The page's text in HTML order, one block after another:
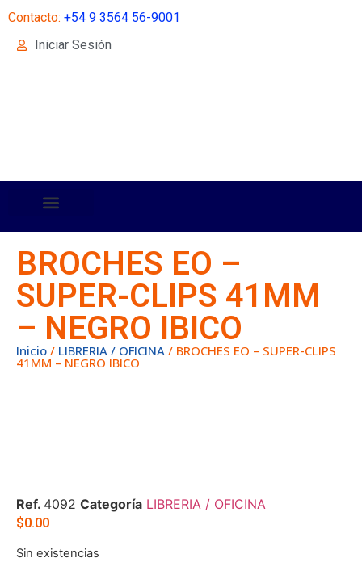
Contacto: +54 9 3564 56-9001
Iniciar Sesión
BROCHES EO –
SUPER-CLIPS 41MM
– NEGRO IBICO
Inicio / LIBRERIA / OFICINA / BROCHES EO – SUPER-CLIPS
41MM – NEGRO IBICO
Ref. 4092 Categoría LIBRERIA / OFICINA
$0.00
Sin existencias